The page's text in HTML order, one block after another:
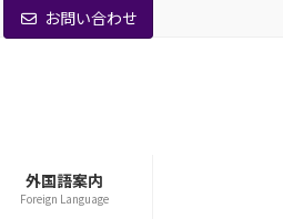
お問い合わせ
外国語案内
Foreign Language